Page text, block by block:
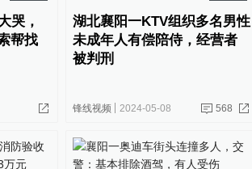
哭，
帮找
湖北襄阳一KTV组织多名男性
未成年人有偿陪侍，经营者
被判刑
锋线视频 2024-05-08 568